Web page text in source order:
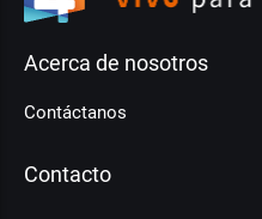
Acerca de nosotros
Contáctanos
Contacto